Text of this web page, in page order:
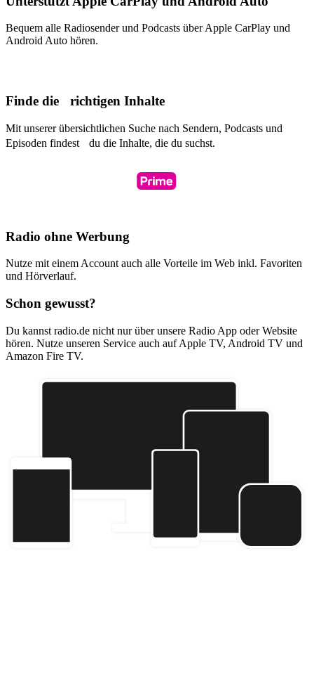
Bequem alle Radiosender und Podcasts über Apple CarPlay und
Android Auto hören.
Finde die richtigen Inhalte
Mit unserer übersichtlichen Suche nach Sendern, Podcasts und
Episoden findest du die Inhalte, die du suchst.
Radio ohne Werbung
Nutze mit einem Account auch alle Vorteile im Web inkl. Favoriten
und Hörverlauf.
Schon gewusst?
Du kannst radio.de nicht nur über unsere Radio App oder Website
hören. Nutze unseren Service auch auf Apple TV, Android TV und
Amazon Fire TV.